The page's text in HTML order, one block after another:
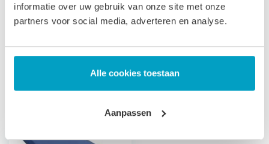
informatie over uw gebruik van onze site met onze
partners voor social media, adverteren en analyse.
Alle cookies toestaan
Aanpassen
direct leverbaar, de productie kost 3-4 weken tijd. Voor onze
voorwaarden betreft maatwerk matrassen verwijzen wij u
naar onzealgemene voorwaarden.
Prijs is inclusief wettelijke verwijderingsbijdrage
Gerelateerde producten